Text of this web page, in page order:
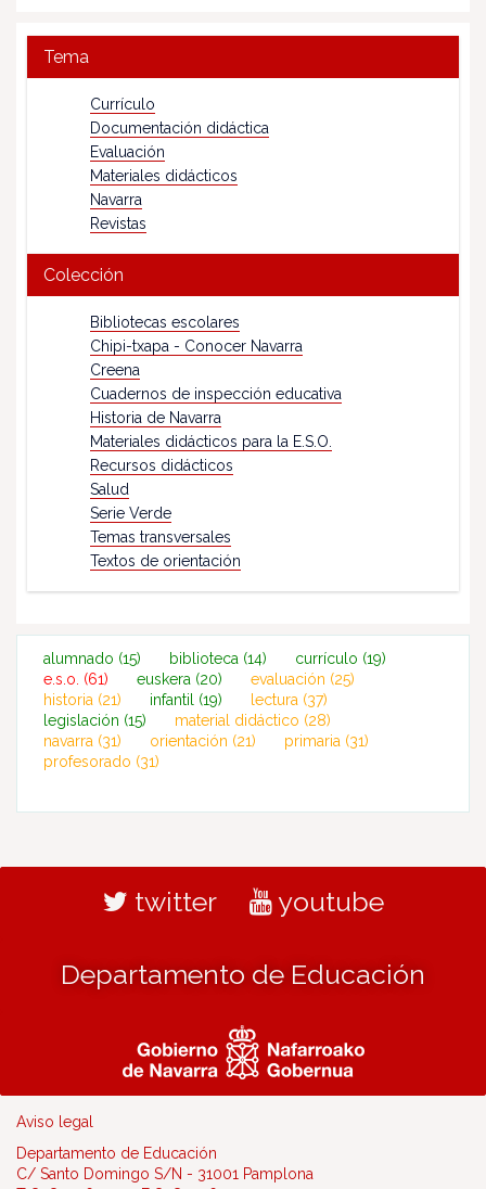
Tema
Currículo
Documentación didáctica
Evaluación
Materiales didácticos
Navarra
Revistas
Colección
Bibliotecas escolares
Chipi-txapa - Conocer Navarra
Creena
Cuadernos de inspección educativa
Historia de Navarra
Materiales didácticos para la E.S.O.
Recursos didácticos
Salud
Serie Verde
Temas transversales
Textos de orientación
alumnado (15) biblioteca (14) currículo (19)
e.s.o. (61) euskera (20) evaluación (25)
historia (21) infantil (19) lectura (37)
legislación (15) material didáctico (28)
navarra (31) orientación (21) primaria (31)
profesorado (31)
twitter youtube
Departamento de Educación
Aviso legal
Departamento de Educación
C/ Santo Domingo S/N - 31001 Pamplona